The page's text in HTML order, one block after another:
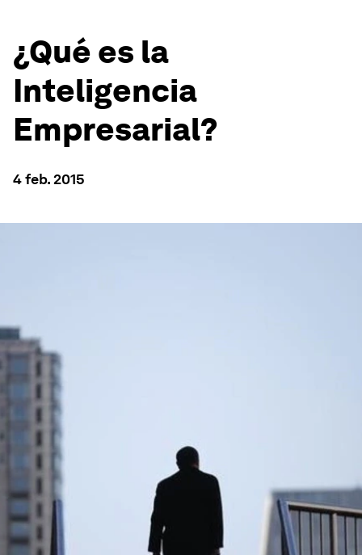
¿Qué es la
Inteligencia
Empresarial?
4 feb. 2015